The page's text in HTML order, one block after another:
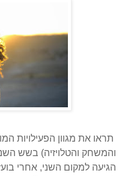
תראו את מגוון הפעילויות
והמשחק והטלויזיה) בשש
הגיעה למקום השני, אחרי